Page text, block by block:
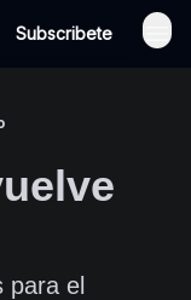
Subscribete
para el